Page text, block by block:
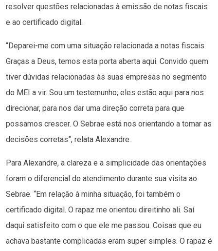
resolver questões relacionadas à emissão de notas fiscais
e ao certificado digital.
“Deparei-me com uma situação relacionada a notas fiscais.
Graças a Deus, temos esta porta aberta aqui. Convido quem
tiver dúvidas relacionadas às suas empresas no segmento
do MEI a vir. Sou um testemunho; eles estão aqui para nos
direcionar, para nos dar uma direção correta para que
possamos crescer. O Sebrae está nos orientando a tomar as
decisões corretas”, relata Alexandre.
Para Alexandre, a clareza e a simplicidade das orientações
foram o diferencial do atendimento durante sua visita ao
Sebrae. “Em relação à minha situação, foi também o
certificado digital. O rapaz me orientou direitinho ali. Saí
daqui satisfeito com o que ele me passou. Coisas que eu
achava bastante complicadas eram super simples. O rapaz é